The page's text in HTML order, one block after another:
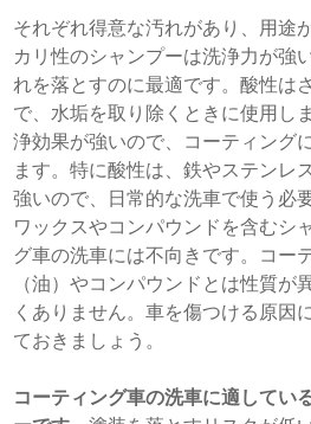
それぞれ得意な汚れがあり、用途
カリ性のシャンプーは洗浄力が強
れを落とすのに最適です。酸性は
で、水垢を取り除くときに使用し
浄効果が強いので、コーティング
ます。特に酸性は、鉄やステンレ
強いので、日常的な洗車で使う必
ワックスやコンパウンドを含むシ
グ車の洗車には不向きです。コー
（油）やコンパウンドとは性質が
くありません。車を傷つける原因
ておきましょう。
コーティング車の洗車に適してい